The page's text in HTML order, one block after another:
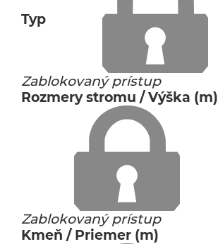
Typ
Zablokovaný prístup
Rozmery stromu / Výška (m)
Zablokovaný prístup
Kmeň / Priemer (m)